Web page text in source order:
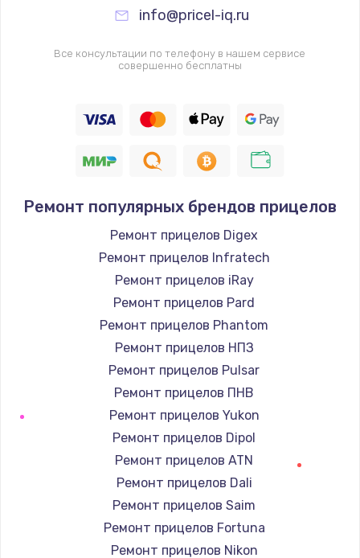
info@pricel-iq.ru
Все консультации по телефону в нашем сервисе
совершенно бесплатны
Ремонт популярных брендов прицелов
Ремонт прицелов Digex
Ремонт прицелов Infratech
Ремонт прицелов iRay
Ремонт прицелов Pard
Ремонт прицелов Phantom
Ремонт прицелов НПЗ
Ремонт прицелов Pulsar
Ремонт прицелов ПНВ
Ремонт прицелов Yukon
Ремонт прицелов Dipol
Ремонт прицелов ATN
Ремонт прицелов Dali
Ремонт прицелов Saim
Ремонт прицелов Fortuna
Ремонт прицелов Nikon